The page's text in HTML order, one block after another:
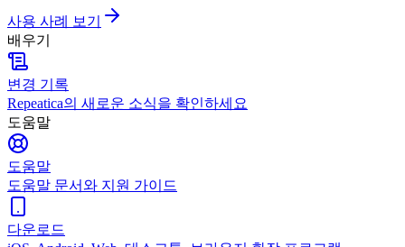
사용 사례 보기
배우기
변경 기록
Repeatica의 새로운 소식을 확인하세요
도움말
도움말
도움말 문서와 지원 가이드
다운로드